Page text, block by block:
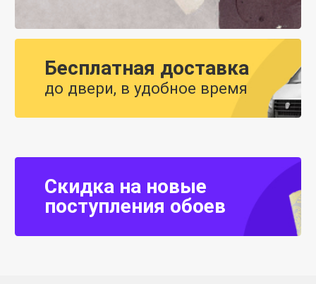
Бесплатная доставка
до двери, в удобное время
Скидка на новые
поступления обоев